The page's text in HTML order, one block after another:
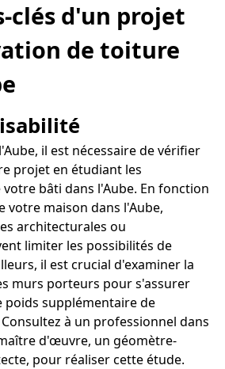
clés d'un projet
de toiture
il est nécessaire de vérifier
projet en étudiant les
bâti dans l'Aube. En fonction
votre maison dans l'Aube,
architecturales ou
limiter les possibilités de
il est crucial d'examiner la
murs porteurs pour s'assurer
supplémentaire de
à un professionnel dans
d'œuvre, un géomètre-
pour réaliser cette étude.